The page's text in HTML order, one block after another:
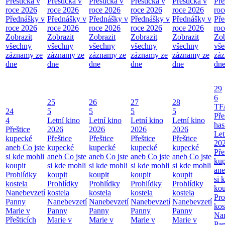
roce 2026
Přednášky v
roce 2026
Zobrazit
všechny
záznamy ze
dne
roce 2026
Přednášky v
roce 2026
Zobrazit
všechny
záznamy ze
dne
roce 2026
Přednášky v
roce 2026
Zobrazit
všechny
záznamy ze
dne
roce 2026
Přednášky v
roce 2026
Zobrazit
všechny
záznamy ze
dne
roce 2026
Přednášky v
roce 2026
Zobrazit
všechny
záznamy ze
dne
dne
24
4
Přeštice
kupecké
aneb Co jste
si kde mohli
koupit
Prohlídky
kostela
Nanebevzetí
Panny
Marie v
Přešticích
25
5
Letní kino
2026
Přeštice
kupecké
aneb Co jste
si kde mohli
koupit
Prohlídky
kostela
Nanebevzetí
Panny
Marie v
26
5
Letní kino
2026
Přeštice
kupecké
aneb Co jste
si kde mohli
koupit
Prohlídky
kostela
Nanebevzetí
Panny
Marie v
27
5
Letní kino
2026
Přeštice
kupecké
aneb Co jste
si kde mohli
koupit
Prohlídky
kostela
Nanebevzetí
Panny
Marie v
28
5
Letní kino
2026
Přeštice
kupecké
aneb Co jste
si kde mohli
koupit
Prohlídky
kostela
Nanebevzetí
Panny
Marie v
29
6
si